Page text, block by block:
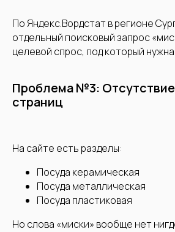
По Яндекс.Вордстат в регионе
отдельный поисковый запрос
целевой спрос, под который
Проблема №3:
страниц
На сайте есть разделы:
Посуда керамическая
Посуда металлическая
Посуда пластиковая
Но слова «миски» вообще нет